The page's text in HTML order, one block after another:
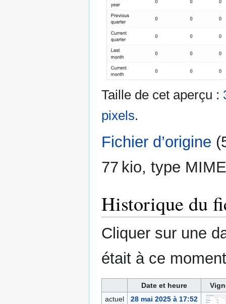
Taille de cet aperçu :
pixels.
Fichier d’origine
77 kio, type
Historique du
Cliquer sur une
était à ce
Date et heure
actuel
28 mai 2025 à 17:52